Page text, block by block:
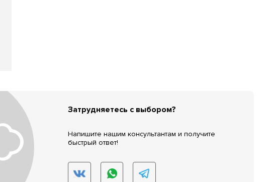
Затрудняетесь с выбором?
Напишите нашим консультантам и получите
быстрый ответ!